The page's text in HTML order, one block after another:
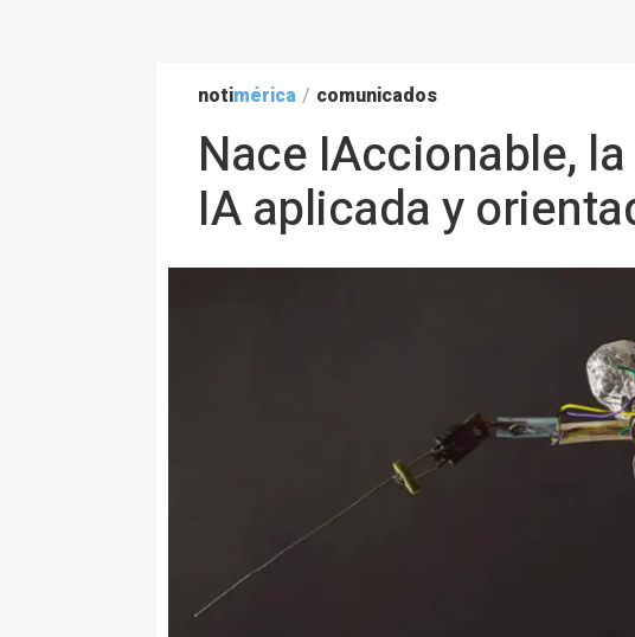
notimérica / comunicados
Nace IAccionable,
IA aplicada y